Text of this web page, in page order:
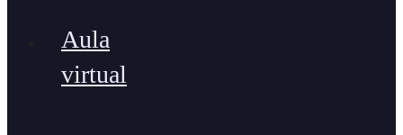
Aula
virtual